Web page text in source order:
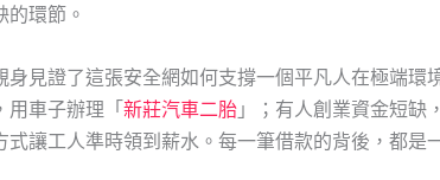
環節。
見證了這張安全網如何支撐一個平凡人在極端
用車子辦理「新莊汽車二胎」；有人創業資金短缺
式讓工人準時領到薪水。每一筆借款的背後，都是